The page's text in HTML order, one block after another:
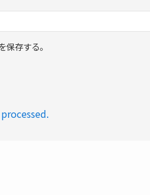
存する。